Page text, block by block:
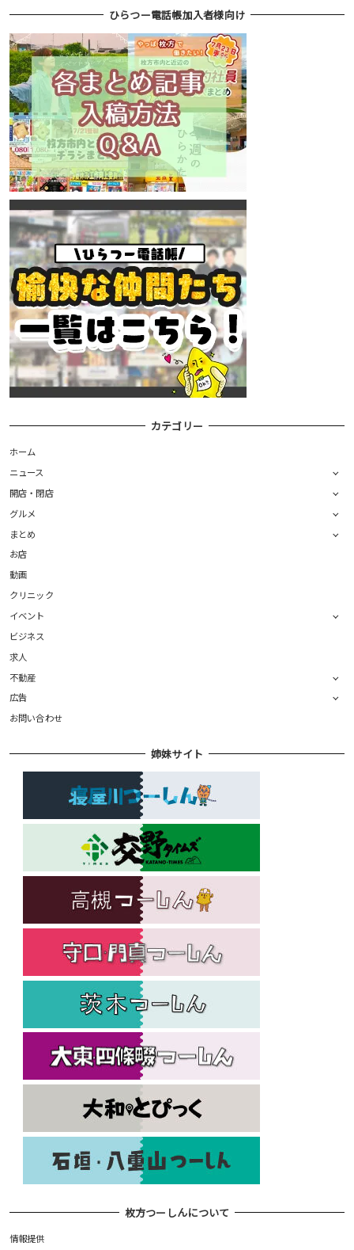
ひらつー電話帳加入者様向け
カテゴリー
ホーム
ニュース
開店・閉店
グルメ
まとめ
お店
動画
クリニック
イベント
ビジネス
求人
不動産
広告
お問い合わせ
姉妹サイト
枚方つーしんについて
情報提供